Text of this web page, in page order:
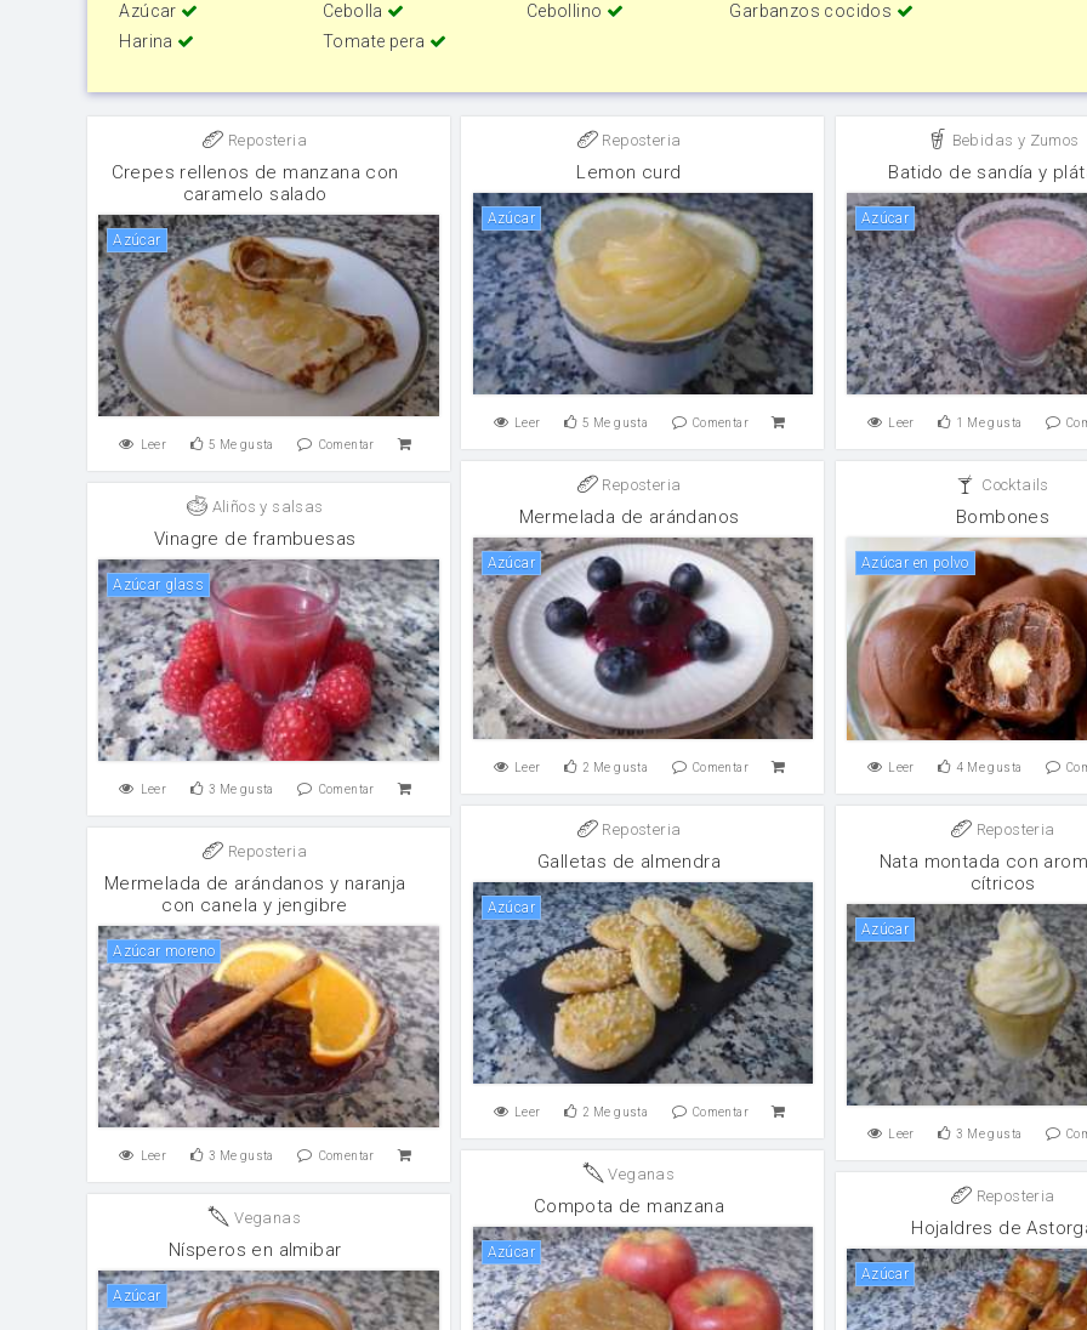
Azúcar Cebolla Cebollino
Garbanzos cocidos
Harina
Tomate pera
Reposteria
Crepes rellenos de manzana con
caramelo salado
Azúcar
Leer 5 Me gusta Comentar
Reposteria
Lemon curd
Azúcar
Leer 5 Me gusta Comentar
Bebidas y Zumos
Batido de sandía y
Azúcar
Leer 1 Me gusta
Reposteria
Mermelada de arándanos
Azúcar
Leer 2 Me gusta Comentar
Cocktails
Bombones
Azúcar en polvo
Leer 4 Me gusta
Aliños y salsas
Vinagre de frambuesas
Azúcar glass
Leer 3 Me gusta Comentar
Reposteria
Galletas de almendra
Azúcar
Leer 2 Me gusta Comentar
Reposteria
Nata montada con
cítricos
Azúcar
Leer 3 Me gusta
Reposteria
Mermelada de arándanos y naranja
con canela y jengibre
Azúcar moreno
Leer 3 Me gusta Comentar
Veganas
Compota de manzana
Azúcar
Reposteria
Hojaldres de
Azúcar
Veganas
Nísperos en almibar
Azúcar